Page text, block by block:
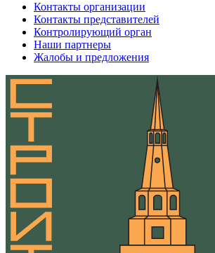
Контакты организации
Контакты представителей
Контролирующий орган
Наши партнеры
Жалобы и предложения